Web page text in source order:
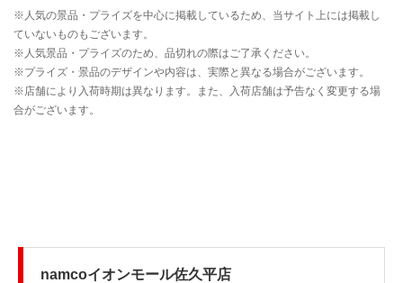
namcoイオンモール佐久平店